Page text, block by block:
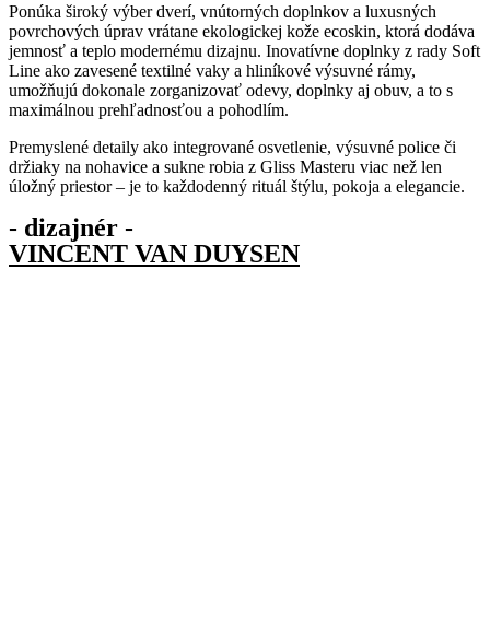
Ponúka široký výber dverí, vnútorných doplnkov a luxusných
povrchových úprav vrátane ekologickej kože ecoskin, ktorá dodáva
jemnosť a teplo modernému dizajnu. Inovatívne doplnky z rady Soft
Line ako zavesené textilné vaky a hliníkové výsuvné rámy,
umožňujú dokonale zorganizovať odevy, doplnky aj obuv, a to s
maximálnou prehľadnosťou a pohodlím.
Premyslené detaily ako integrované osvetlenie, výsuvné police či
držiaky na nohavice a sukne robia z Gliss Masteru viac než len
úložný priestor – je to každodenný rituál štýlu, pokoja a elegancie.
- dizajnér -
VINCENT VAN DUYSEN